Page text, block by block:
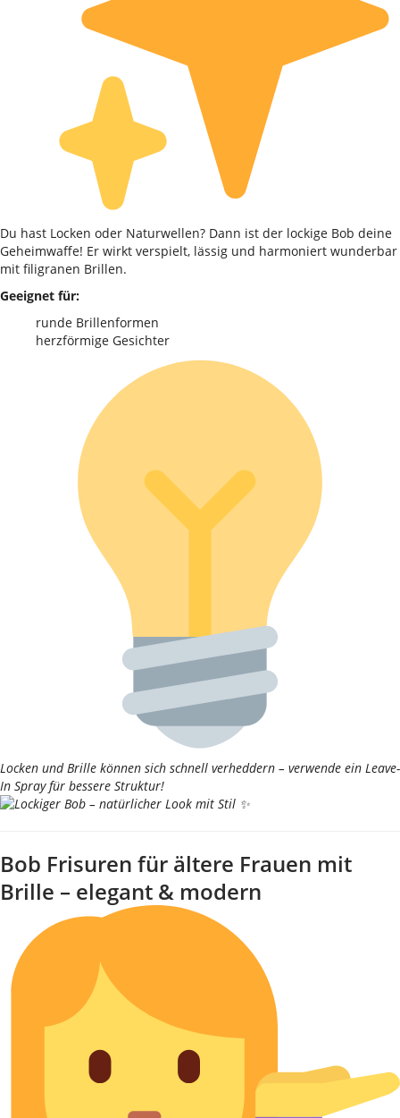
Du hast Locken oder Naturwellen? Dann ist der lockige Bob deine
Geheimwaffe! Er wirkt verspielt, lässig und harmoniert wunderbar
mit filigranen Brillen.
Geeignet für:
runde Brillenformen
herzförmige Gesichter
Locken und Brille können sich schnell verheddern – verwende ein Leave-
In Spray für bessere Struktur!
Bob Frisuren für ältere Frauen mit
Brille – elegant & modern